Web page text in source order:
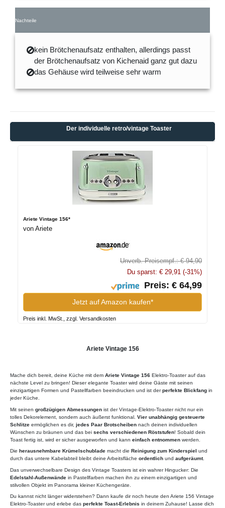
Nachteile
kein Brötchenaufsatz enthalten, allerdings passt
der Brötchenaufsatz von Kichenaid ganz gut dazu
das Gehäuse wird teilweise sehr warm
Der individuelle retro/vintage Toaster
Ariete Vintage 156*
von Ariete
Unverb. Preisempf.: € 94,90
Du sparst: € 29,91 (-31%)
Preis: € 64,99
Jetzt auf Amazon kaufen*
Preis inkl. MwSt., zzgl. Versandkosten
Ariete Vintage 156
Mache dich bereit, deine Küche mit dem Ariete Vintage 156 Elektro-Toaster auf das
nächste Level zu bringen! Dieser elegante Toaster wird deine Gäste mit seinen
einzigartigen Formen und Pastellfarben beeindrucken und ist derperfekte Blickfang in
jeder Küche.
Mit seinen großzügigen Abmessungen ist der Vintage-Elektro-Toaster nicht nur ein
tolles Dekorelement, sondern auch äußerst funktional. Vier unabhängig gesteuerte
Schlitze ermöglichen es dir, jedes Paar Brotscheiben nach deinen individuellen
Wünschen zu bräunen und das bei sechs verschiedenen Röststufen! Sobald dein
Toast fertig ist, wird er sicher ausgeworfen und kann einfach entnommen werden.
Die herausnehmbare Krümelschublade macht die Reinigung zum Kinderspiel und
durch das untere Kabelabteil bleibt deine Arbeitsfläche ordentlich und aufgeräumt.
Das unverwechselbare Design des Vintage Toasters ist ein wahrer Hingucker: Die
Edelstahl-Außenwände in Pastellfarben machen ihn zu einem einzigartigen und
stilvollen Objekt im Panorama kleiner Küchengeräte.
Du kannst nicht länger widerstehen? Dann kaufe dir noch heute den Ariete 156 Vintage
Elektro-Toaster und erlebe das perfekte Toast-Erlebnis in deinem Zuhause! Lasse dich